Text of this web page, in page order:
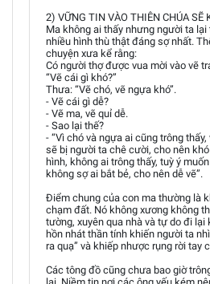
2) VỮNG TIN VÀO THIÊN CHÚA SẼ
Ma không ai thấy nhưng người ta
nhiều hình thù thật đáng sợ nhất.
chuyện xưa kể rằng:
Có người thợ được vua mời vào vẽ
“Vẽ cái gì khó?”
Thưa: “Vẽ chó, vẽ ngựa khó”.
- Vẽ cái gì dễ?
- Vẽ ma, vẽ quỉ dễ.
- Sao lại thế?
- “Vì chó và ngựa ai cũng trông
sẽ bị người ta chê cười, cho nên
hình, không ai trông thấy, tuỳ ý
không sợ ai bắt bẻ, cho nên dễ vẽ”.
Điểm chung của con ma thường là
chạm đất. Nó không xương không
tường, xuyên qua nhà và tự do đi
hồn nhát thần tính khiến người ta
ra quạ” và khiếp nhược rụng rời tay
Các tông đồ cũng chưa bao giờ